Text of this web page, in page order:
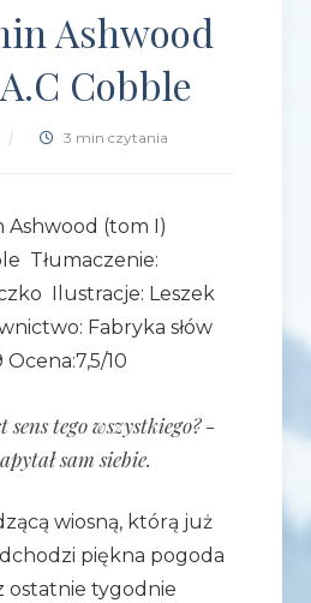
Ashwood
Cobble
| 3 min czytania
Ashwood (tom I)
Tłumaczenie:
Ilustracje: Leszek
Fabryka słów
Ocena:7,5/10
tego wszystkiego? -
sam siebie.
wiosną, którą już
piękna pogoda
ostatnie tygodnie